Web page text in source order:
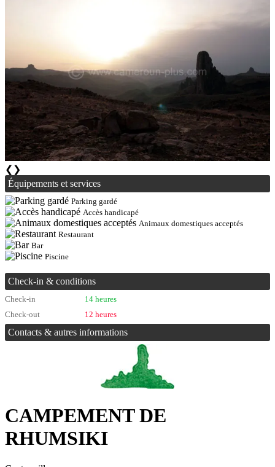
❮ ❯
Équipements et services
Parking gardé
Accès handicapé
Animaux domestiques acceptés
Restaurant
Bar
Piscine
Check-in & conditions
Check-in
14 heures
Check-out
12 heures
Contacts & autres informations
CAMPEMENT DE
RHUMSIKI